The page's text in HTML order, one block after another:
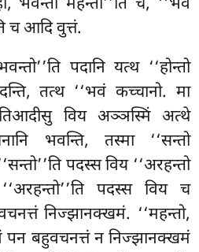
भवन्तो महन्तो’’ति च, ‘‘भवं
च आदि वुत्तं.
पदानि यत्थ ‘‘होन्तो
तत्थ ‘‘भवं कच्चानो. मा
विय अञ्ञस्मिं अत्थे
भवन्ति, तस्मा ‘‘सन्तो
पदस्स विय ‘‘अरहन्तो
‘‘अरहन्तो’’ति पदस्स विय च
निज्झानक्खमं. ‘‘महन्तो,
पन बहुवचनत्तं न निज्झानक्खमं